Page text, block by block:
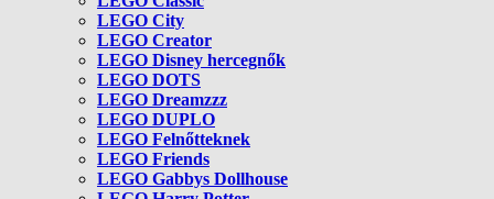
LEGO City
LEGO Creator
LEGO Disney hercegnők
LEGO DOTS
LEGO Dreamzzz
LEGO DUPLO
LEGO Felnőtteknek
LEGO Friends
LEGO Gabbys Dollhouse